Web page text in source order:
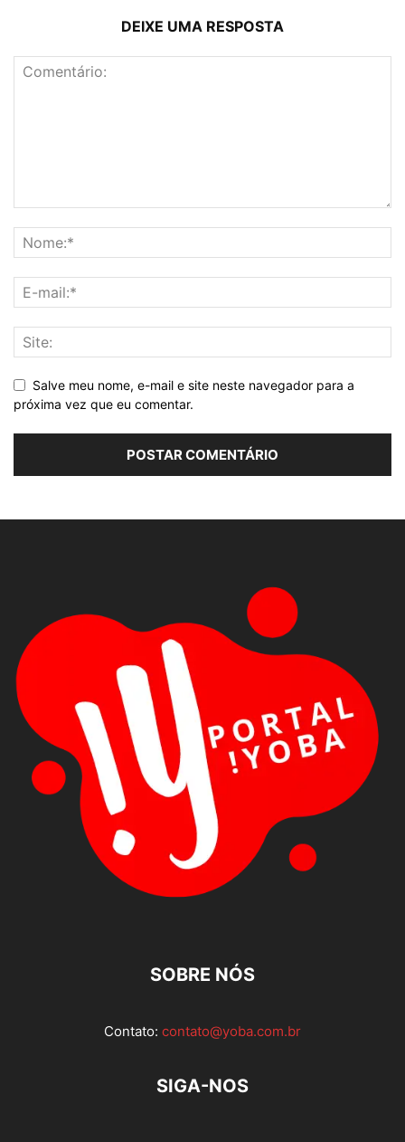
DEIXE UMA RESPOSTA
Salve meu nome, e-mail e site neste navegador para a
próxima vez que eu comentar.
SOBRE NÓS
Contato: contato@yoba.com.br
SIGA-NOS